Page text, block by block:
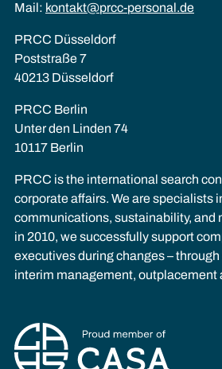
Mail: kontakt@prcc-personal.de
PRCC Düsseldorf
Poststraße 7
40213 Düsseldorf
PRCC Berlin
Unter den Linden 74
10117 Berlin
PRCC is the international search
corporate affairs. We are specialists
communications, sustainability, and
in 2010, we successfully support
executives during changes –
interim management, outplacement